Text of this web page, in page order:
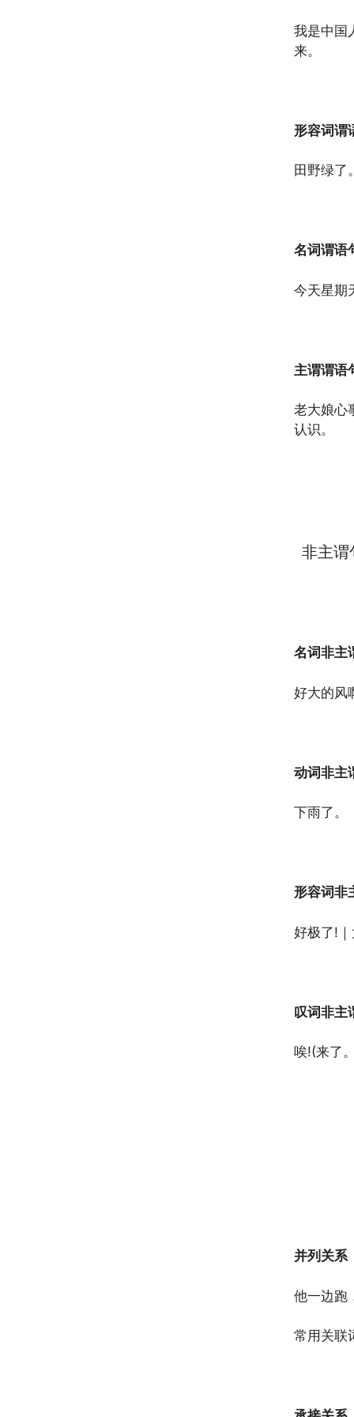
我是中国
来。
形容词谓
田野绿了
名词谓语
今天星期
主谓谓语
老大娘心
认识。
非主谓
名词非主
好大的风
动词非主
下雨了。
形容词非
好极了!
叹词非主
唉!(来了
并列关系
他一边跑
常用关联